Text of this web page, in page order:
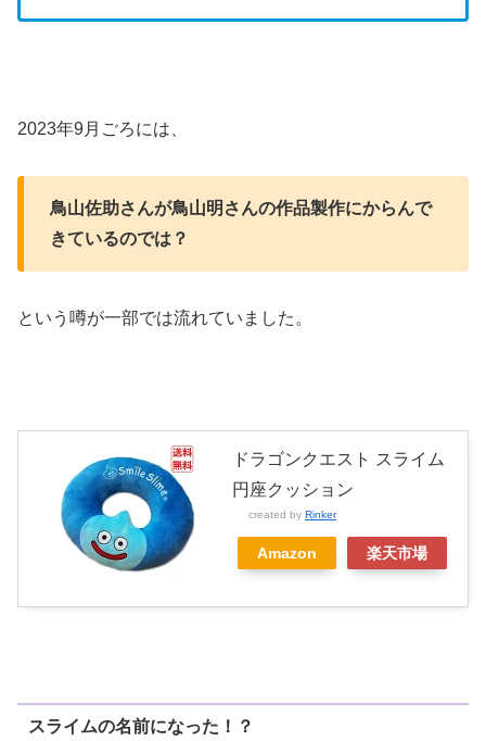
2023年9月ごろには、
鳥山佐助さんが鳥山明さんの作品製作にからんで
きているのでは？
という噂が一部では流れていました。
ドラゴンクエスト スライム
円座クッション
created by Rinker
Amazon 楽天市場
スライムの名前になった！？